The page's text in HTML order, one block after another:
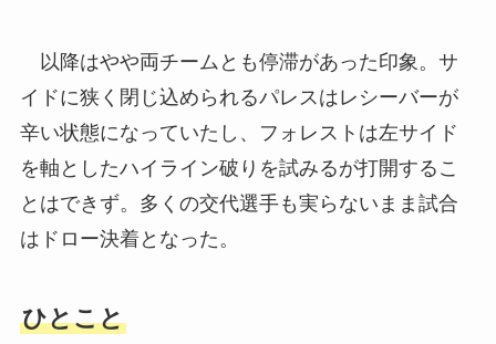
以降はやや両チームとも停滞があった印象。サ
イドに狭く閉じ込められるパレスはレシーバーが
辛い状態になっていたし、フォレストは左サイド
を軸としたハイライン破りを試みるが打開するこ
とはできず。多くの交代選手も実らないまま試合
はドロー決着となった。
ひとこと